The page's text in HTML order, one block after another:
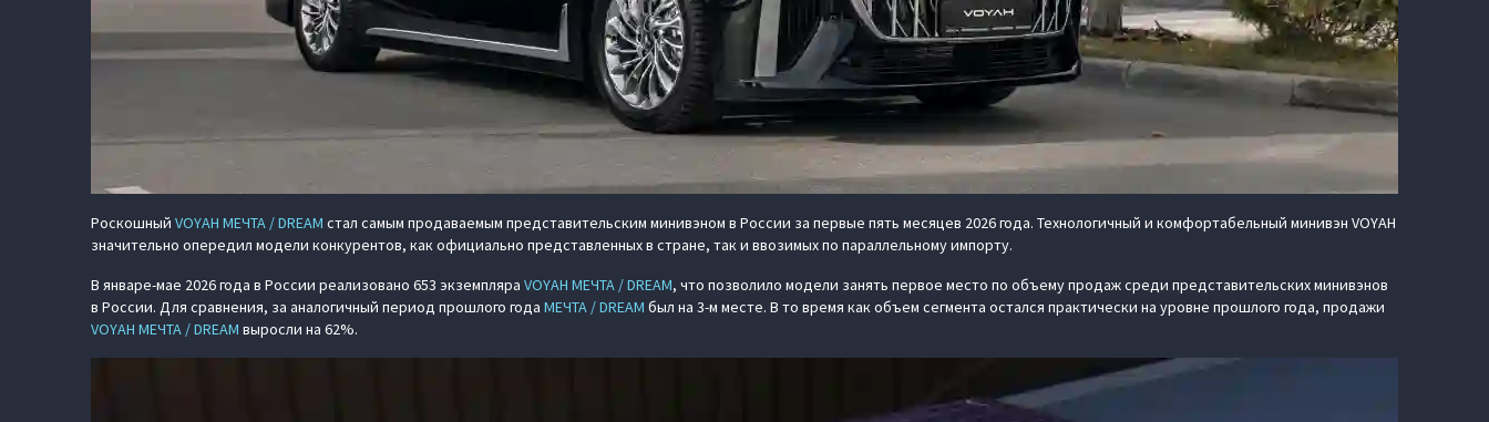
Роскошный VOYAH МЕЧТА / DREAM стал самым продаваемым представительским минивэном в России за первые пять месяцев 2026 года. Технологичный и комфортабельный минивэн VOYAH
значительно опередил модели конкурентов, как официально представленных в стране, так и ввозимых по параллельному импорту.
В январе-мае 2026 года в России реализовано 653 экземпляра VOYAH МЕЧТА / DREAM, что позволило модели занять первое место по объему продаж среди представительских минивэнов
в России. Для сравнения, за аналогичный период прошлого года МЕЧТА / DREAM был на 3-м месте. В то время как объем сегмента остался практически на уровне прошлого года, продажи
VOYAH МЕЧТА / DREAM выросли на 62%.